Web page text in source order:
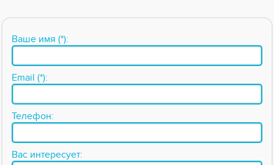
Ваше имя (*):
Email (*):
Телефон:
Вас интересует: